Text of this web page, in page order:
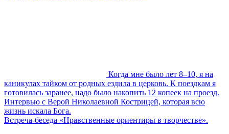
Когда мне было лет 8–10, я на
каникулах тайком от родных ездила в церковь. К поездкам я
готовилась заранее, надо было накопить 12 копеек на проезд.
Интервью с Верой Николаевной Кострицей, которая всю
жизнь искала Бога.
Встреча-беседа «Нравственные ориентиры в творчестве».